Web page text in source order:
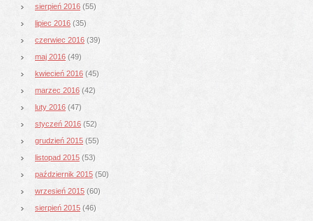
sierpień 2016 (55)
lipiec 2016 (35)
czerwiec 2016 (39)
maj 2016 (49)
kwiecień 2016 (45)
marzec 2016 (42)
luty 2016 (47)
styczeń 2016 (52)
grudzień 2015 (55)
listopad 2015 (53)
październik 2015 (50)
wrzesień 2015 (60)
sierpień 2015 (46)